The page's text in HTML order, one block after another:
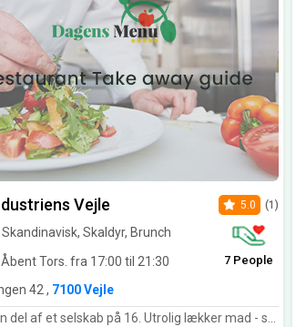
Vejle
Skaldyr, Brunch
Åbent Tors. fra 17:00 til 21:30
5.0 (1)
7 People
42 , 7100 Vejle
- særlig carpaccioen( mellemret ) og and til hovedretten. Vi var alle begejstrede Servicen var venlig og meget i mødekommende Eneste minus .Vi fik huset hvidvin til forretten som var laks— og det var en alt for let vin, der gør sig fint en sommerdag og evt uden ledsagelse af mad, men den var for let og manglede syre til vores valgte forret- blot et tip til at vælge en anen vin, hvis du påtænker laks til forret